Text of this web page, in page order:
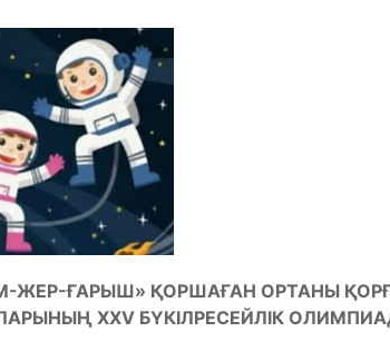
ҒАРЫШ» ҚОРШАҒАН ОРТАНЫ
ХХV БҮКІЛРЕСЕЙЛІК